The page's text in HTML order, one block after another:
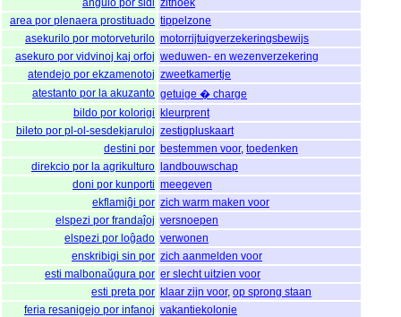
area por plenaera prostituado tippelzone
asekurilo por motorveturilo motorrijtuigverzekeringsbewijs
asekuro por vidvinoj kaj orfoj weduwen- en wezenverzekering
atendejo por ekzamenotoj zweetkamertje
atestanto por la akuzanto getuige � charge
bildo por kolorigi kleurprent
bileto por pl-ol-sesdekjaruloj zestigpluskaart
destini por bestemmen voor, toedenken
direkcio por la agrikulturo landbouwschap
doni por kunporti meegeven
ekflamiĝi por zich warm maken voor
elspezi por frandaĵoj versnoepen
elspezi por loĝado verwonen
enskribigi sin por zich aanmelden voor
esti malbonaŭgura por er slecht uitzien voor
esti preta por klaar zijn voor, op sprong staan
feria resanigejo por infanoj vakantiekolonie